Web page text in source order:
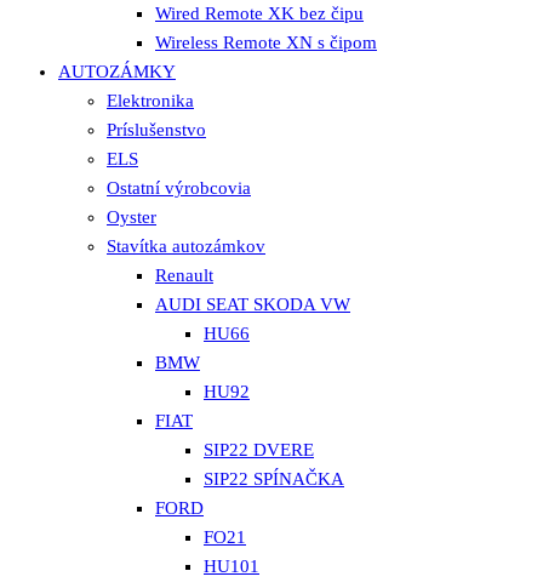
Wired Remote XK bez čipu
Wireless Remote XN s čipom
AUTOZÁMKY
Elektronika
Príslušenstvo
ELS
Ostatní výrobcovia
Oyster
Stavítka autozámkov
Renault
AUDI SEAT SKODA VW
HU66
BMW
HU92
FIAT
SIP22 DVERE
SIP22 SPÍNAČKA
FORD
FO21
HU101